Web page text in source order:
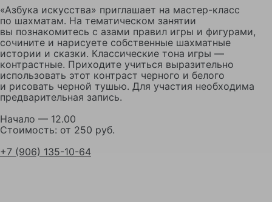
«Азбука искусства» приглашает на мастер-класс
по шахматам. На тематическом занятии
вы познакомитесь с азами правил игры и фигурами,
сочините и нарисуете собственные шахматные
истории и сказки. Классические тона игры —
контрастные. Приходите учиться выразительно
использовать этот контраст черного и белого
и рисовать черной тушью. Для участия необходима
предварительная запись.
Начало — 12.00
Стоимость: от 250 руб.
+7 (906) 135-10-64